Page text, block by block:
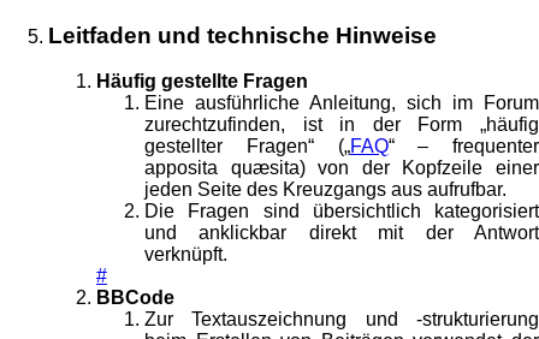
Leitfaden und technische Hinweise
Häufig gestellte Fragen
Eine ausführliche Anleitung, sich im Forum
zurechtzufinden, ist in der Form „häufig
gestellter Fragen“ („FAQ“ – frequenter
apposita quæsita) von der Kopfzeile einer
jeden Seite des Kreuzgangs aus aufrufbar.
Die Fragen sind übersichtlich kategorisiert
und anklickbar direkt mit der Antwort
verknüpft.
#
BBCode
Zur Textauszeichnung und -strukturierung